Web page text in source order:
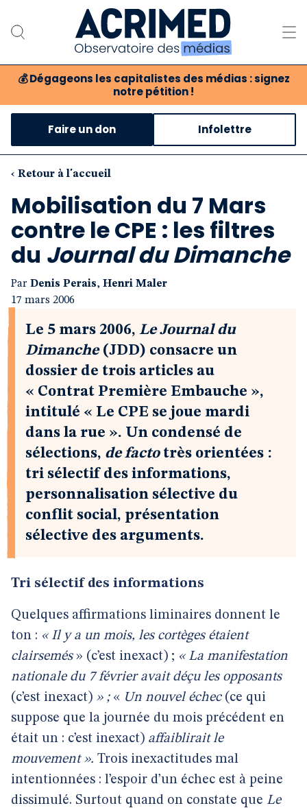
💰 Dégageons les capitalistes des médias : signez
notre pétition !
Notre association
Notre critique des médias
Nos propositions
Notre revue
Boutique
Faire un don Infolettre
‹ Retour à l'accueil
Mobilisation du 7 Mars
contre le CPE : les filtres
du Journal du Dimanche
Par Denis Perais, Henri Maler
17 mars 2006
Le 5 mars 2006, Le Journal du
Dimanche(JDD) consacre un
dossier de trois articles au
« Contrat Première Embauche »,
intitulé « Le CPE se joue mardi
dans la rue ». Un condensé de
sélections, de factotrès orientées :
tri sélectif des informations,
personnalisation sélective du
conflit social, présentation
sélective des arguments.
Tri sélectif des informations
Quelques affirmations liminaires donnent le
ton : « Il y a un mois, les cortèges étaient
clairsemés» (c’est inexact) ; « La manifestation
nationale du 7 février avait déçu les opposants
(c’est inexact) » ; « Un nouvel échec (ce qui
suppose que la journée du mois précédent en
était un : c’est inexact) affaiblirait le
mouvement ». Trois inexactitudes mal
intentionnées : l’espoir d’un échec est à peine
dissimulé. Surtout quand on constate que Le